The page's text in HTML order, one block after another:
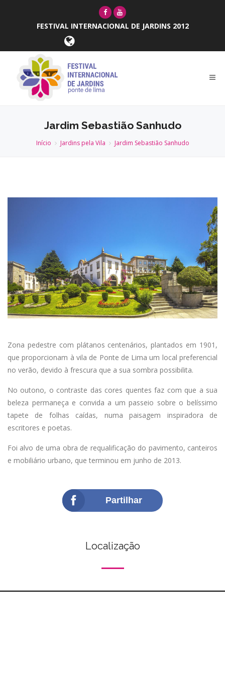
FESTIVAL INTERNACIONAL DE JARDINS 2012
Jardim Sebastião Sanhudo
Início Jardins pela Vila Jardim Sebastião Sanhudo
Zona pedestre com plátanos centenários, plantados em 1901,
que proporcionam à vila de Ponte de Lima um local preferencial
no verão, devido à frescura que a sua sombra possibilita.
No outono, o contraste das cores quentes faz com que a sua
beleza permaneça e convida a um passeio sobre o belíssimo
tapete de folhas caídas, numa paisagem inspiradora de
escritores e poetas.
Foi alvo de uma obra de requalificação do pavimento, canteiros
e mobiliário urbano, que terminou em junho de 2013.
Partilhar
Localização